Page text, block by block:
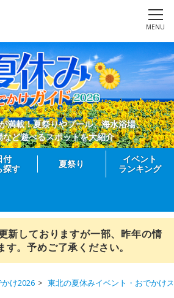
MENU
満載！夏祭りやプール、海水浴場、
など遊べるスポットを大紹介
付
探す
夏祭り
イベント
ランキング
新しておりますが一部、昨年の情
す。予めご了承ください。
け2026 東北の夏休みイベント・おでかけ